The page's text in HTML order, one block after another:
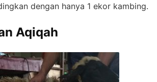
dengan hanya 1 ekor kambing.
Aqiqah